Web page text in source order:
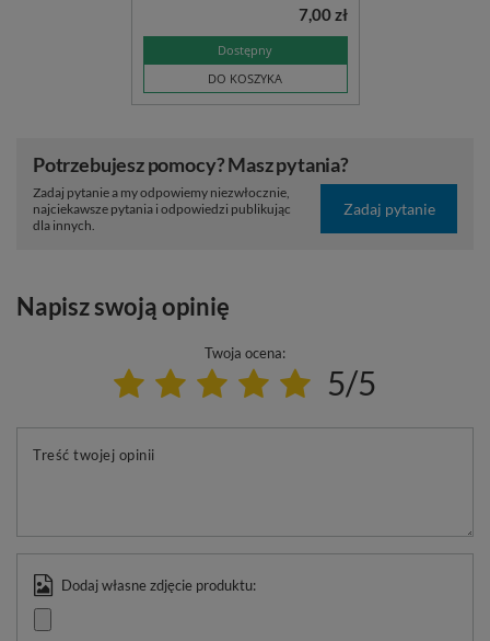
Dostępny
DO KOSZYKA
7,00 zł
Potrzebujesz pomocy? Masz pytania?
Zadaj pytanie a my odpowiemy niezwłocznie,
najciekawsze pytania i odpowiedzi publikując
dla innych.
Zadaj pytanie
Napisz swoją opinię
Twoja ocena:
5/5
Treść twojej opinii
Dodaj własne zdjęcie produktu: